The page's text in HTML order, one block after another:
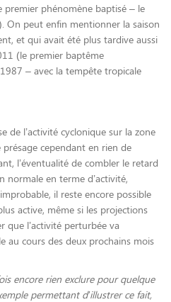
phénomène baptisé – le
On peut enfin mentionner la saison
et qui avait été plus tardive aussi
(le premier baptême
– avec la tempête tropicale
de l’activité cyclonique sur la zone
cependant en rien de
l’éventualité de combler le retard
normale en terme d’activité,
il reste encore possible
active, même si les projections
que l’activité perturbée va
au cours des deux prochains mois
encore rien exclure pour quelque
permettant d’illustrer ce fait,